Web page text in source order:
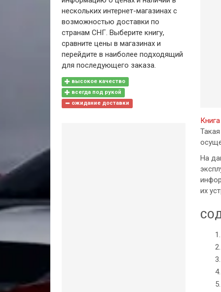
На
их
нескольких интернет-магазинах с
возможностью доставки по
странам СНГ. Выберите книгу,
сравните цены в магазинах и
перейдите в наиболее подходящий
для последующего заказа.
высокое качество
всегда под рукой
ожидание доставки